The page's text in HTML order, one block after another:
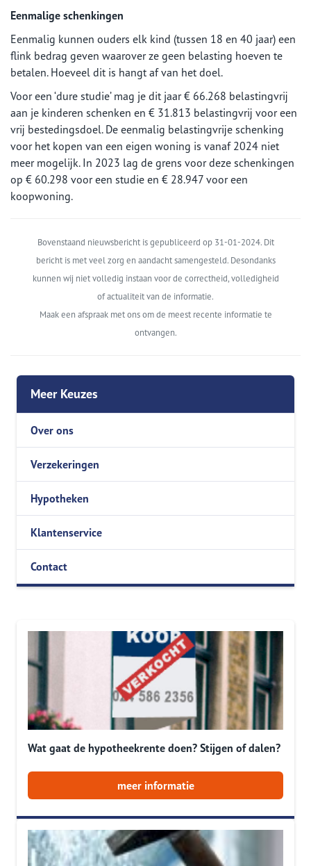
Eenmalige schenkingen
Eenmalig kunnen ouders elk kind (tussen 18 en 40 jaar) een
flink bedrag geven waarover ze geen belasting hoeven te
betalen. Hoeveel dit is hangt af van het doel.
Voor een ‘dure studie’ mag je dit jaar € 66.268 belastingvrij
aan je kinderen schenken en € 31.813 belastingvrij voor een
vrij bestedingsdoel. De eenmalig belastingvrije schenking
voor het kopen van een eigen woning is vanaf 2024 niet
meer mogelijk. In 2023 lag de grens voor deze schenkingen
op € 60.298 voor een studie en € 28.947 voor een
koopwoning.
Bovenstaand nieuwsbericht is gepubliceerd op 31-01-2024. Dit
bericht is met veel zorg en aandacht samengesteld. Desondanks
kunnen wij niet volledig instaan voor de correctheid, volledigheid
of actualiteit van de informatie.
Maak een afspraak met ons om de meest recente informatie te
ontvangen.
Meer Keuzes
Over ons
Verzekeringen
Hypotheken
Klantenservice
Contact
Wat gaat de hypotheekrente doen? Stijgen of dalen?
meer informatie